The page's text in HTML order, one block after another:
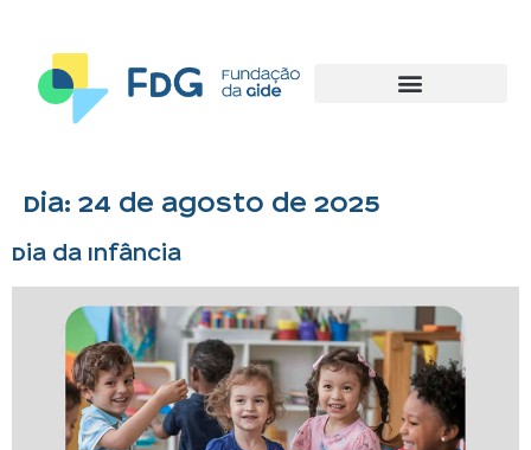
Dia: 24 de agosto de 2025
Dia da Infância